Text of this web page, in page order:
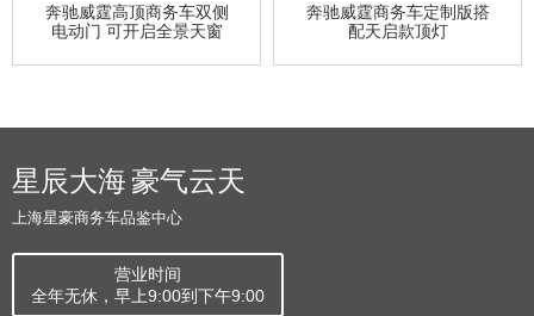
奔驰威霆高顶商务车双侧
电动门 可开启全景天窗
奔驰威霆商务车定制版搭
配天启款顶灯
星辰大海 豪气云天
上海星豪商务车品鉴中心
营业时间
全年无休，早上9:00到下午9:00